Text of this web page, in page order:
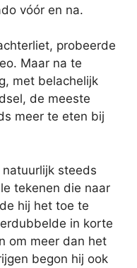
vóór en na.
probeerde
Maar na te
met belachelijk
de meeste
meer te eten bij
steeds
tekenen die naar
hij het toe te
in korte
om meer dan het
begon hij ook